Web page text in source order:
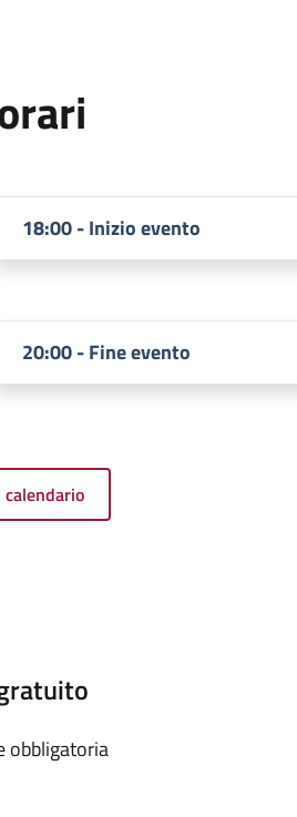
18:00 - Inizio evento
20:00 - Fine evento
obbligatoria